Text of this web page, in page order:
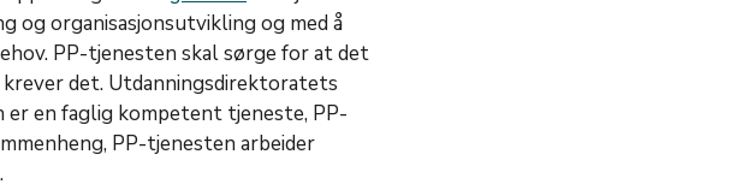
og organisasjonsutvikling og med å
PP-tjenesten skal sørge for at det
det. Utdanningsdirektoratets
en faglig kompetent tjeneste, PP-
PP-tjenesten arbeider